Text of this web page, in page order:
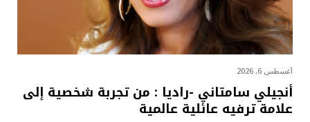
أغسطس 6, 2026
أنجيلي سامتاني -راديا : من تجربة شخصية إلى
علامة ترفيه عائلية عالمية